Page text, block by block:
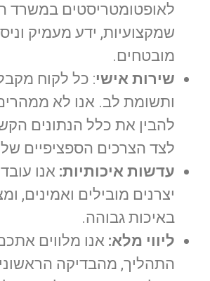
לאופטומטריסטים במשרד
שמקצועיות, ידע מעמיק
מובטחים.
שירות אישי: כל לקוח
ותשומת לב. אנו לא
להבין את כלל הנתונים
לצד הצרכים הספציפיים
עדשות איכותיות: אנו
יצרנים מובילים ואמינים,
באיכות גבוהה.
ליווי מלא: אנו מלווים
התהליך, מהבדיקה